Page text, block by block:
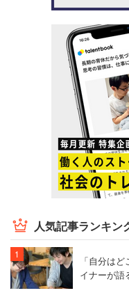
伊藤：たとえば、
を伝えられる中期
相談をいただくこ
こうしたとき、コ
ダーに自社の魅力
りし、しっかりと
方法を示していく
重視する経営指標
経営者の方が重視
画をつくることも
テークホルダーとの
人気記事ランキン
「自分は
イナーが語